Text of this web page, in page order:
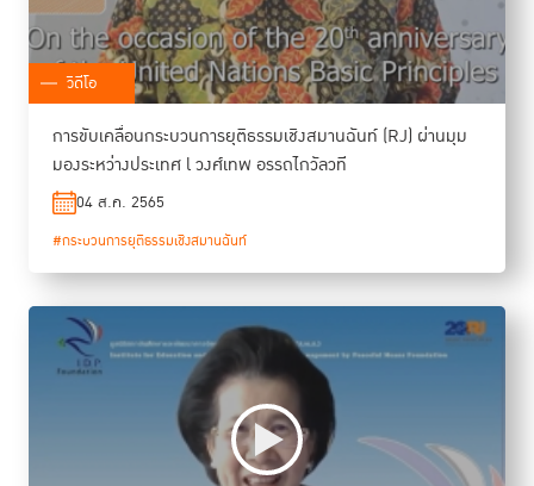
วิดีโอ
การขับเคลื่อนกระบวนการยุติธรรมเชิงสมานฉันท์ (RJ) ผ่านมุม
มองระหว่างประเทศ l วงศ์เทพ อรรถไกวัลวที
04 ส.ค. 2565
#กระบวนการยุติธรรมเชิงสมานฉันท์